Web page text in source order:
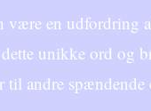
være en
unikke ord og
til andre spændende